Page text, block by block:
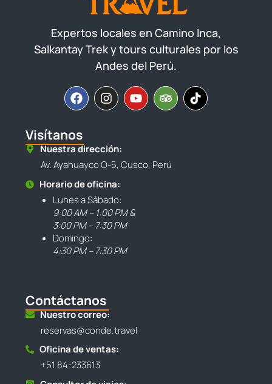
Expertos locales en Camino Inca,
Salkantay Trek y tours culturales por los
Andes del Perú.
Visítanos
Nuestra dirección:
Av. Ayahuayco O-5, Cusco, Perú
Horario de oficina:
Lunes a Sábado:
9:00 AM – 1:00 PM &
3:00 PM – 7:30 PM
Domingo:
4:30 PM – 7:30 PM
Contáctanos
Nuestro correo:
reservas@conde.travel
Oficina de ventas:
+51 84-233613